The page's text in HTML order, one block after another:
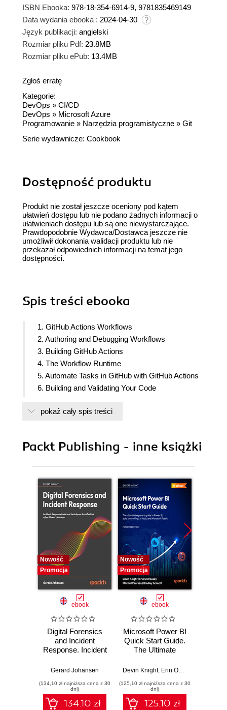
ISBN Ebooka: 978-18-354-6914-9, 9781835469149
Data wydania ebooka : 2024-04-30
Język publikacji: angielski
Rozmiar pliku Pdf: 23.8MB
Rozmiar pliku ePub: 13.4MB
Zgłoś erratę
Kategorie:
DevOps » CI/CD
DevOps » Microsoft Azure
Programowanie » Narzędzia programistyczne » Git
Serie wydawnicze: Cookbook
Dostępność produktu
Produkt nie został jeszcze oceniony pod kątem
ułatwień dostępu lub nie podano żadnych informacji o
ułatwieniach dostępu lub są one niewystarczające.
Prawdopodobnie Wydawca/Dostawca jeszcze nie
umożliwił dokonania walidacji produktu lub nie
przekazał odpowiednich informacji na temat jego
dostępności.
Spis treści ebooka
1. GitHub Actions Workflows
2. Authoring and Debugging Workflows
3. Building GitHub Actions
4. The Workflow Runtime
5. Automate Tasks in GitHub with GitHub Actions
6. Building and Validating Your Code
pokaż cały spis treści
Packt Publishing - inne książki
Nowość
Promocja
ebook
Digital Forensics
and Incident
Response. Incident
and techniques for
threat response -
Fourth Edition
Gerard Johansen
(134,10 zł najniższa cena z 30
dni)
134.10 zł
Nowość
Promocja
ebook
Microsoft Power BI
Quick Start Guide.
The Ultimate
to Power BI, Data
Tools, and
Microsoft Fabric -
Fourth Edition
Devin Knight, Erin Ostrowsky
(125,10 zł najniższa cena z 30
dni)
125.10 zł